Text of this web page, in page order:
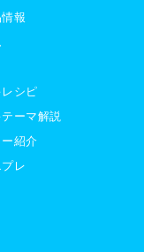
報
シピ
ーマ解説
紹介
レ